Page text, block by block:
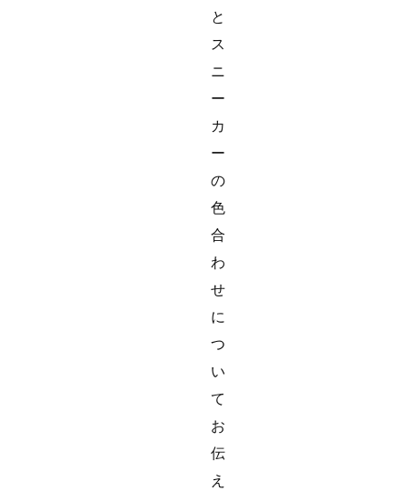
と
ス
ニ
ー
カ
ー
の
色
合
わ
せ
に
つ
い
て
お
伝
え